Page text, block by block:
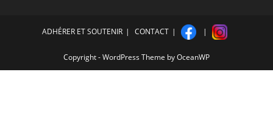
ADHÉRER ET SOUTENIR CONTACT
Copyright - WordPress Theme by OceanWP